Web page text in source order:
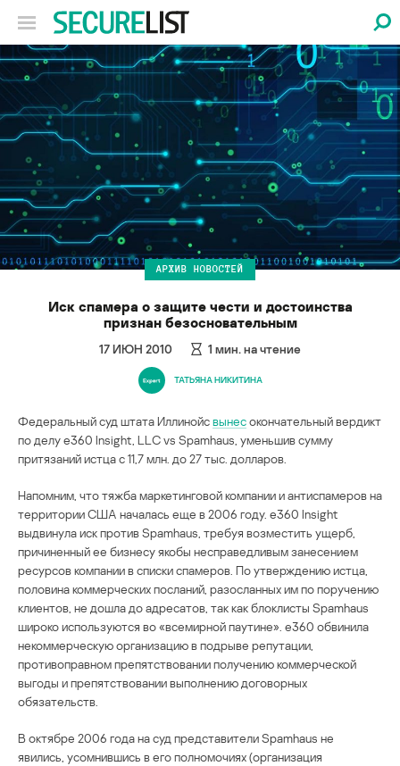
АРХИВ НОВОСТЕЙ
Иск спамера о защите чести и достоинства
признан безосновательным
17 ИЮН 2010 1 мин. на чтение
ТАТЬЯНА НИКИТИНА
Федеральный суд штата Иллинойсвынесокончательный вердикт
по делу e360 Insight, LLC vs Spamhaus, уменьшив сумму
притязаний истца с 11,7 млн. до 27 тыс. долларов.
Напомним, что тяжба маркетинговой компании и антиспамеров на
территории США началась еще в 2006 году. e360 Insight
выдвинула иск против Spamhaus, требуя возместить ущерб,
причиненный ее бизнесу якобы несправедливым занесением
ресурсов компании в списки спамеров. По утверждению истца,
половина коммерческих посланий, разосланных им по поручению
клиентов, не дошла до адресатов, так как блоклисты Spamhaus
широко используются во «всемирной паутине». e360 обвинила
некоммерческую организацию в подрыве репутации,
противоправном препятствовании получению коммерческой
выгоды и препятствовании выполнению договорных
обязательств.
В октябре 2006 года на суд представители Spamhaus не
явились, усомнившись в его полномочиях (организация